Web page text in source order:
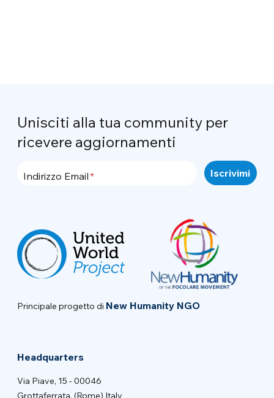
Unisciti alla tua community per
ricevere aggiornamenti
Indirizzo Email
Principale progetto di New Humanity NGO
Headquarters
Via Piave, 15 - 00046
Grottaferrata, (Rome) Italy